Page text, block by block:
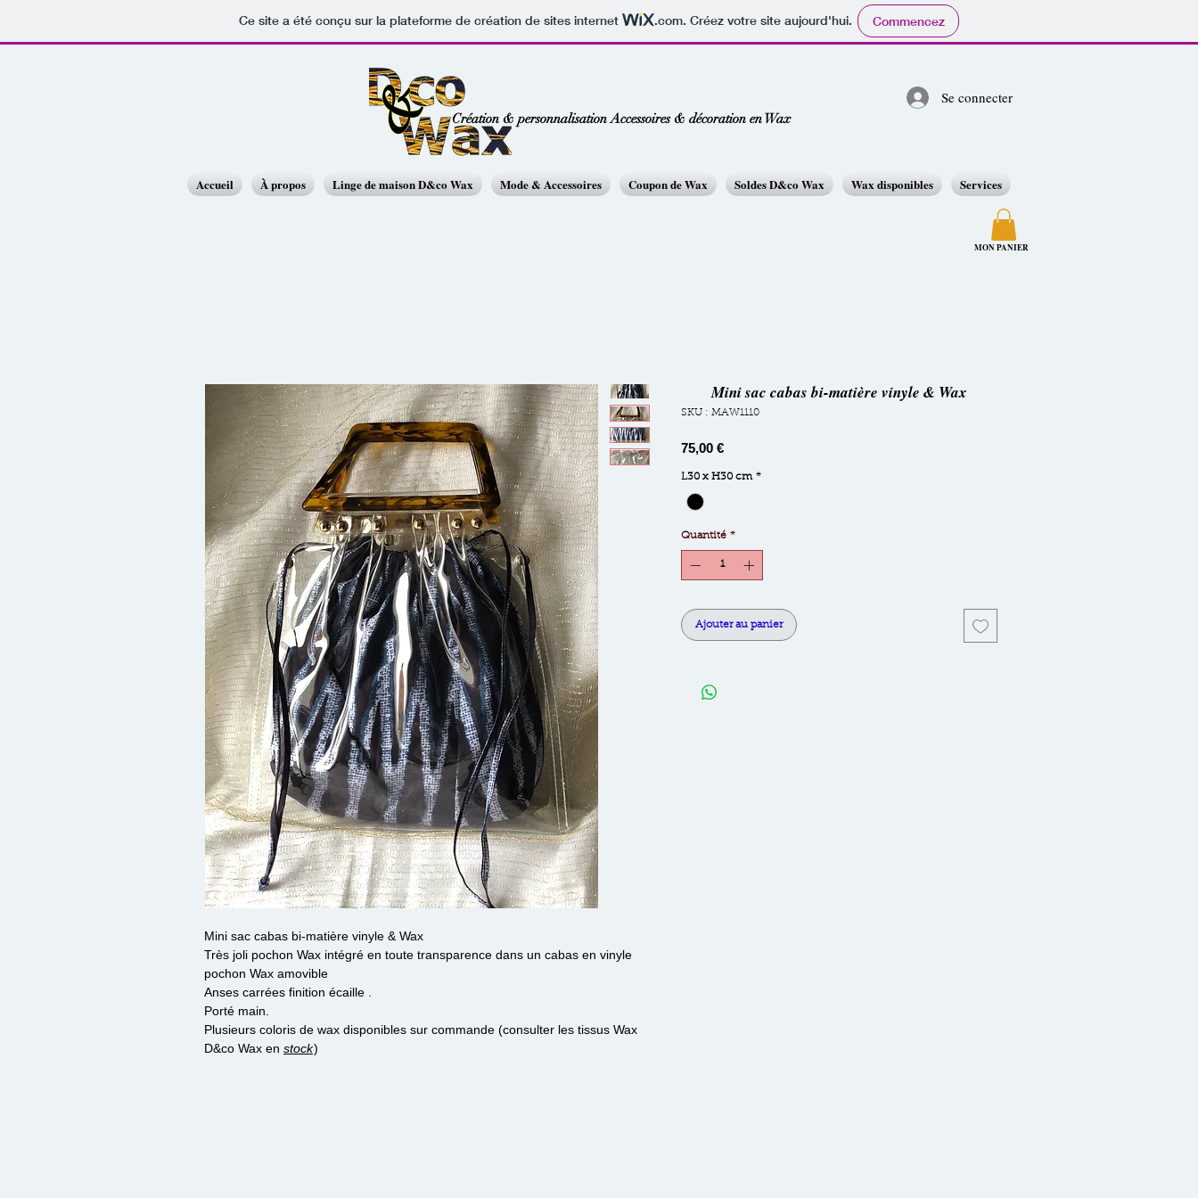
Ce site a été conçu sur la plateforme de création de sites internet .com. Créez votre site aujourd'hui. Commencez
Création & personnalisation Accessoires & décoration en Wax
Se connecter
Accueil À propos Linge de maison D&co Wax Mode & Accessoires Coupon de Wax Soldes D&co Wax Wax disponibles Services
MON PANIER
Mini sac cabas bi-matière vinyle & Wax
Très joli pochon Wax intégré en toute transparence dans un cabas en vinyle
pochon Wax amovible
Anses carrées finition écaille .
Porté main.
Plusieurs coloris de wax disponibles sur commande (consulter les tissus Wax
D&co Wax en stock)
Mini sac cabas bi-matière vinyle & Wax
SKU : MAW1110
75,00 €Prix
L30 x H30 cm *
Quantité *
Ajouter au panier